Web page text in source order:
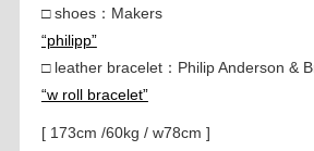
□ shoes：Makers
“philipp”
□ leather bracelet：Philip Anderson &
“w roll bracelet”
[ 173cm /60kg / w78cm ]